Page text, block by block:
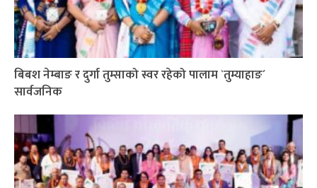
बिबश नेम्बाङ र दुर्गा तुम्साको स्वर रहेको पालाम `तुम्याहाङ´
सार्वजनिक